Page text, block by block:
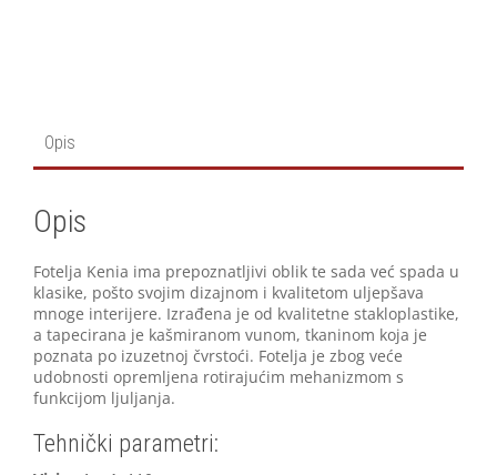
Opis
Opis
Fotelja Kenia ima prepoznatljivi oblik te sada već spada u
klasike, pošto svojim dizajnom i kvalitetom uljepšava
mnoge interijere. Izrađena je od kvalitetne stakloplastike,
a tapecirana je kašmiranom vunom, tkaninom koja je
poznata po izuzetnoj čvrstoći. Fotelja je zbog veće
udobnosti opremljena rotirajućim mehanizmom s
funkcijom ljuljanja.
Tehnički parametri: